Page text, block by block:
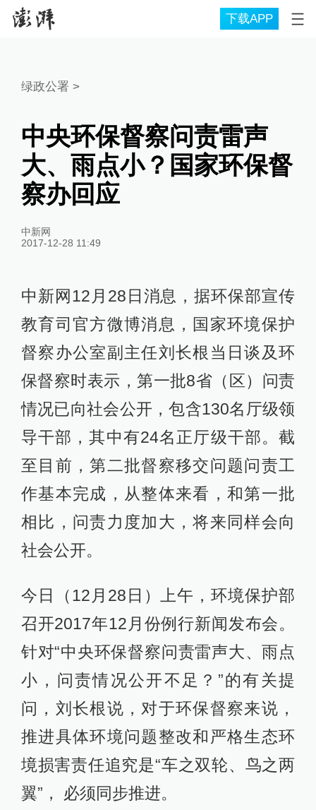
下载APP
绿政公署 >
中央环保督察问责雷声
大、雨点小？国家环保督
察办回应
中新网
2017-12-28 11:49
中新网12月28日消息，据环保部宣传
教育司官方微博消息，国家环境保护
督察办公室副主任刘长根当日谈及环
保督察时表示，第一批8省（区）问责
情况已向社会公开，包含130名厅级领
导干部，其中有24名正厅级干部。截
至目前，第二批督察移交问题问责工
作基本完成，从整体来看，和第一批
相比，问责力度加大，将来同样会向
社会公开。
今日（12月28日）上午，环境保护部
召开2017年12月份例行新闻发布会。
针对“中央环保督察问责雷声大、雨点
小，问责情况公开不足？”的有关提
问，刘长根说，对于环保督察来说，
推进具体环境问题整改和严格生态环
境损害责任追究是“车之双轮、鸟之两
翼”， 必须同步推进。